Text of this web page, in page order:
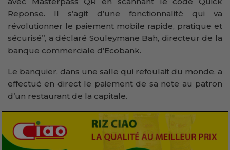
Reponse. Il s’agit d’une fonctionnalité qui va
révolutionner le paiement mobile rapide, pratique et
sécurisé’’, a déclaré Souleymane Bah, directeur de la
banque commerciale d’Ecobank.
Le banquier, dans une salle qui refoulait du monde, a
effectué en direct le paiement de sa note au patron
d’un restaurant de la capitale.